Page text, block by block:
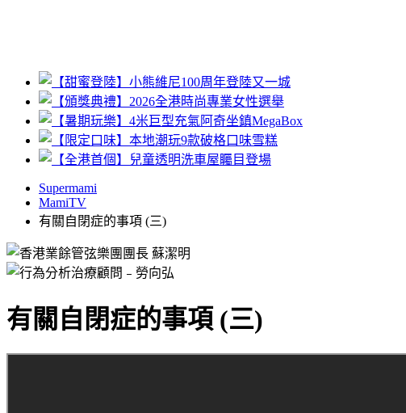
Supermami
MamiTV
有關自閉症的事項 (三)
有關自閉症的事項 (三)